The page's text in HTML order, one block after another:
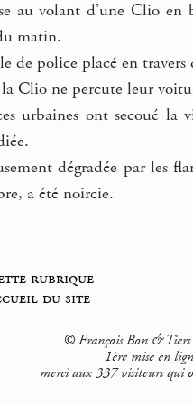
au volant d’une Clio
matin.
police placé en
la Clio ne percute leur
urbaines ont secoué la
dégradée par les
a été noircie.
rubrique
du site
© François Bon &
1ère mise en
merci aux 337 visiteurs qui